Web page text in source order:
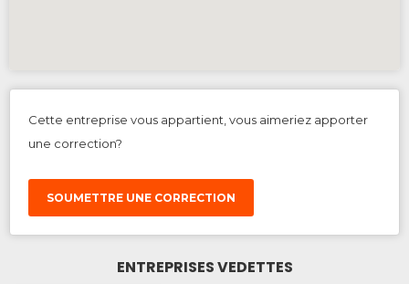
Cette entreprise vous appartient, vous aimeriez apporter
une correction?
SOUMETTRE UNE CORRECTION
ENTREPRISES VEDETTES